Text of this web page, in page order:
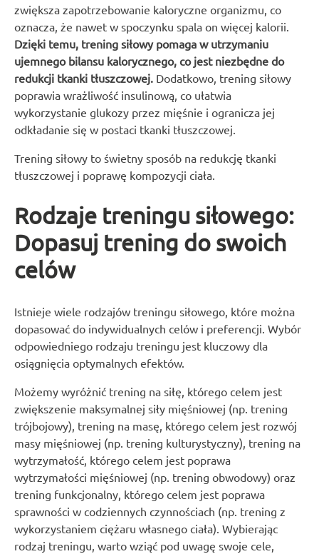
zwiększa zapotrzebowanie kaloryczne organizmu, co
oznacza, że nawet w spoczynku spala on więcej kalorii.
Dzięki temu, trening siłowy pomaga w utrzymaniu
ujemnego bilansu kalorycznego, co jest niezbędne do
redukcji tkanki tłuszczowej. Dodatkowo, trening siłowy
poprawia wrażliwość insulinową, co ułatwia
wykorzystanie glukozy przez mięśnie i ogranicza jej
odkładanie się w postaci tkanki tłuszczowej.
Trening siłowy to świetny sposób na redukcję tkanki
tłuszczowej i poprawę kompozycji ciała.
Rodzaje treningu siłowego:
Dopasuj trening do swoich
celów
Istnieje wiele rodzajów treningu siłowego, które można
dopasować do indywidualnych celów i preferencji. Wybór
odpowiedniego rodzaju treningu jest kluczowy dla
osiągnięcia optymalnych efektów.
Możemy wyróżnić trening na siłę, którego celem jest
zwiększenie maksymalnej siły mięśniowej (np. trening
trójbojowy), trening na masę, którego celem jest rozwój
masy mięśniowej (np. trening kulturystyczny), trening na
wytrzymałość, którego celem jest poprawa
wytrzymałości mięśniowej (np. trening obwodowy) oraz
trening funkcjonalny, którego celem jest poprawa
sprawności w codziennych czynnościach (np. trening z
wykorzystaniem ciężaru własnego ciała). Wybierając
rodzaj treningu, warto wziąć pod uwagę swoje cele,